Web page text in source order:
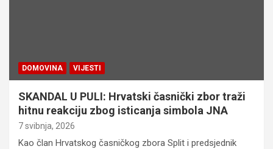
DOMOVINA VIJESTI
SKANDAL U PULI: Hrvatski časnički zbor traži
hitnu reakciju zbog isticanja simbola JNA
7 svibnja, 2026
Kao član Hrvatskog časničkog zbora Split i predsjednik